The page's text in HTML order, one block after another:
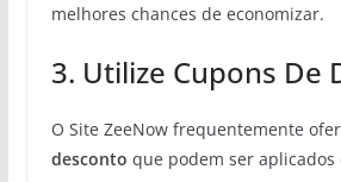
melhores chances de economizar.
3. Utilize Cupons De
O Site ZeeNow frequentemente
desconto que podem ser aplicados